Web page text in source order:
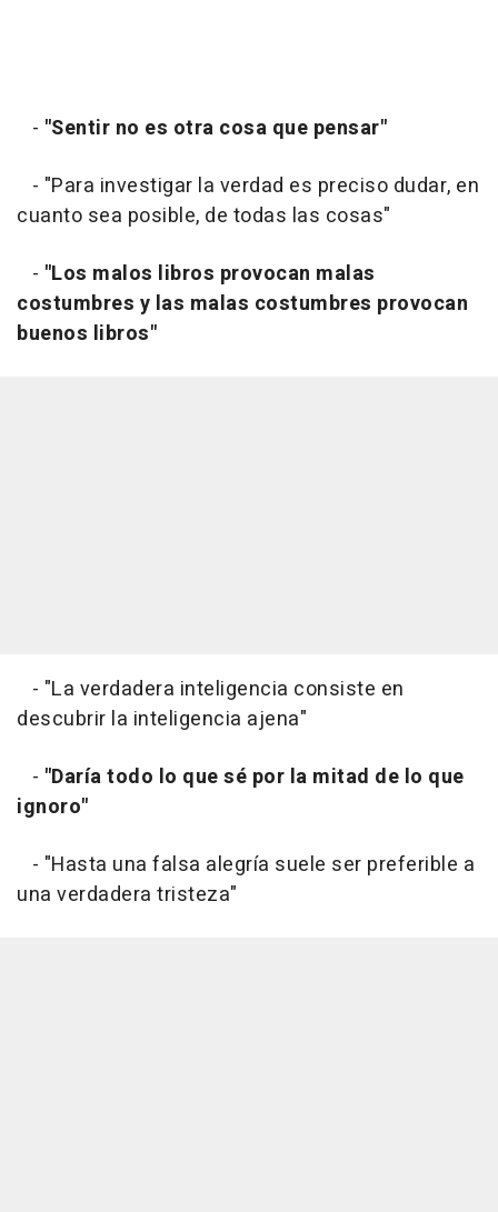
- "Sentir no es otra cosa que pensar"
- "Para investigar la verdad es preciso dudar, en
cuanto sea posible, de todas las cosas"
- "Los malos libros provocan malas
costumbres y las malas costumbres provocan
buenos libros"
- "La verdadera inteligencia consiste en
descubrir la inteligencia ajena"
- "Daría todo lo que sé por la mitad de lo que
ignoro"
- "Hasta una falsa alegría suele ser preferible a
una verdadera tristeza"